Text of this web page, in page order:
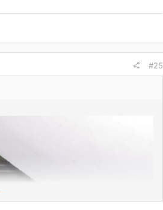
#25